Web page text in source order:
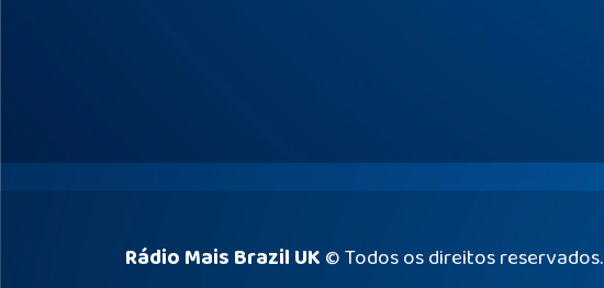
Rádio Mais Brazil UK© Todos os direitos reservados.